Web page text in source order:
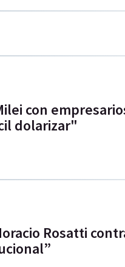
con
dolarizar"
Rosatti